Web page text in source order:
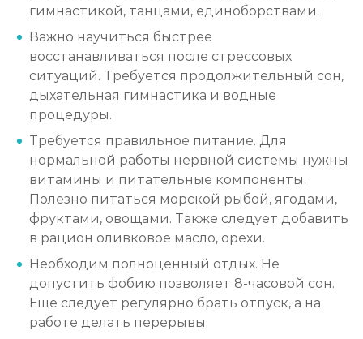
гимнастикой, танцами, единоборствами.
Важно научиться быстрее
восстанавливаться после стрессовых
ситуаций. Требуется продолжительный сон,
дыхательная гимнастика и водные
процедуры.
Требуется правильное питание. Для
нормальной работы нервной системы нужны
витамины и питательные компоненты.
Полезно питаться морской рыбой, ягодами,
фруктами, овощами. Также следует добавить
в рацион оливковое масло, орехи.
Необходим полноценный отдых. Не
допустить фобию позволяет 8-часовой сон.
Еще следует регулярно брать отпуск, а на
работе делать перерывы.